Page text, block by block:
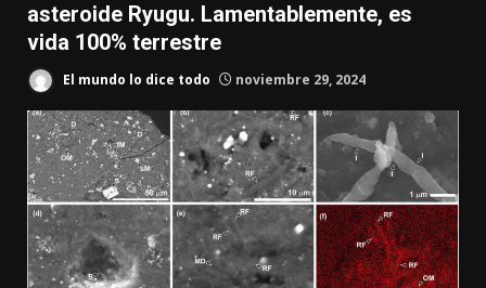
asteroide Ryugu. Lamentablemente, es
vida 100% terrestre
El mundo lo dice todo noviembre 29, 2024